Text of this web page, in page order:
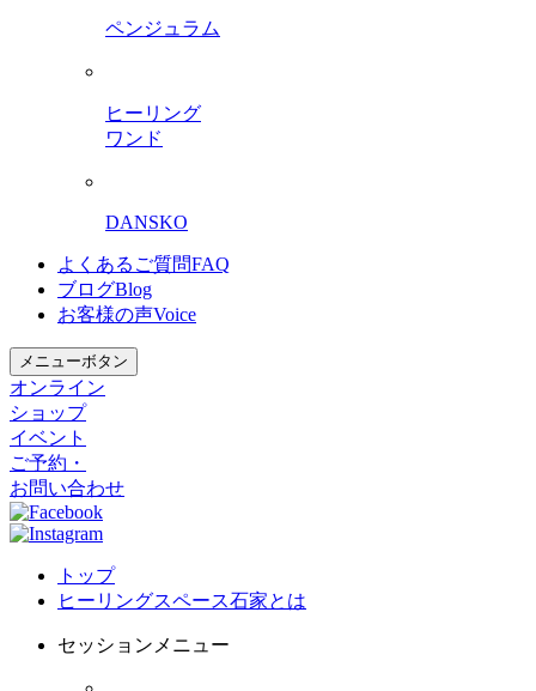
ペンジュラム
ヒーリング
ワンド
DANSKO
よくあるご質問FAQ
ブログBlog
お客様の声Voice
メニューボタン
オンライン
ショップ
イベント
ご予約・
お問い合わせ
トップ
ヒーリングスペース石家とは
セッションメニュー